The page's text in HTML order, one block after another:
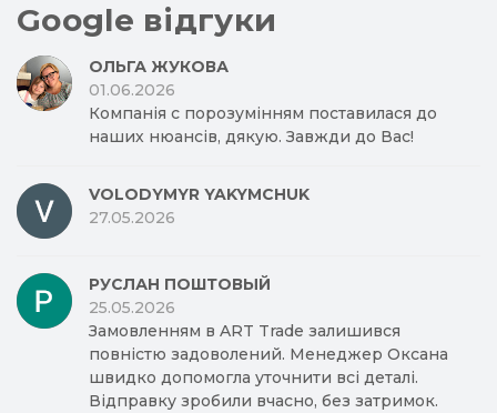
Google відгуки
ОЛЬГА ЖУКОВА
01.06.2026
Компанія с порозумінням поставилася до
наших нюансів, дякую. Завжди до Вас!
VOLODYMYR YAKYMCHUK
27.05.2026
РУСЛАН ПОШТОВЫЙ
25.05.2026
Замовленням в ART Trade залишився
повністю задоволений. Менеджер Оксана
швидко допомогла уточнити всі деталі.
Відправку зробили вчасно, без затримок.